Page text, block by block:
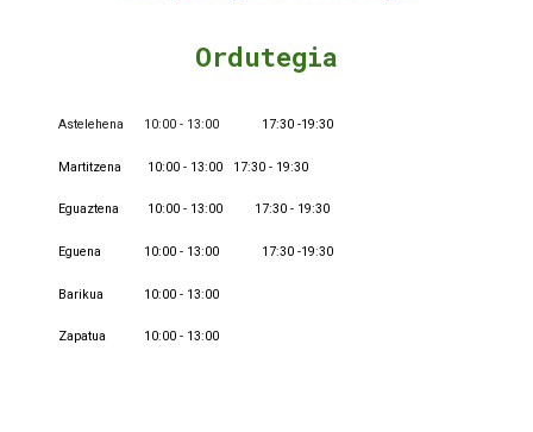
Ordutegia
Astelehena 10:00 - 13:00 17:30 -19:30
Martitzena 10:00 - 13:00 17:30 - 19:30
Eguaztena 10:00 - 13:00 17:30 - 19:30
Eguena 10:00 - 13:00 17:30 -19:30
Barikua 10:00 - 13:00
Zapatua 10:00 - 13:00